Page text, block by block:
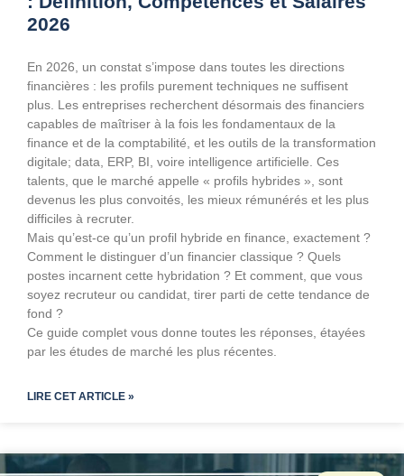
2026
En 2026, un constat s’impose dans toutes les directions
financières : les profils purement techniques ne suffisent
plus. Les entreprises recherchent désormais des financiers
capables de maîtriser à la fois les fondamentaux de la
finance et de la comptabilité, et les outils de la transformation
digitale; data, ERP, BI, voire intelligence artificielle. Ces
talents, que le marché appelle « profils hybrides », sont
devenus les plus convoités, les mieux rémunérés et les plus
difficiles à recruter.
Mais qu’est-ce qu’un profil hybride en finance, exactement ?
Comment le distinguer d’un financier classique ? Quels
postes incarnent cette hybridation ? Et comment, que vous
soyez recruteur ou candidat, tirer parti de cette tendance de
fond ?
Ce guide complet vous donne toutes les réponses, étayées
par les études de marché les plus récentes.
LIRE CET ARTICLE »